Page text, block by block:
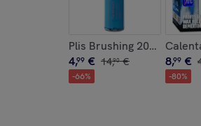
Plis Brushing 200 Ml.
4,99 € 14,90 €
-66%
8,99 €
-80%